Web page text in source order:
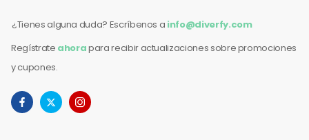
¿Tienes alguna duda? Escríbenos a info@diverfy.com
Regístrate ahorapara recibir actualizaciones sobre promociones
y cupones.